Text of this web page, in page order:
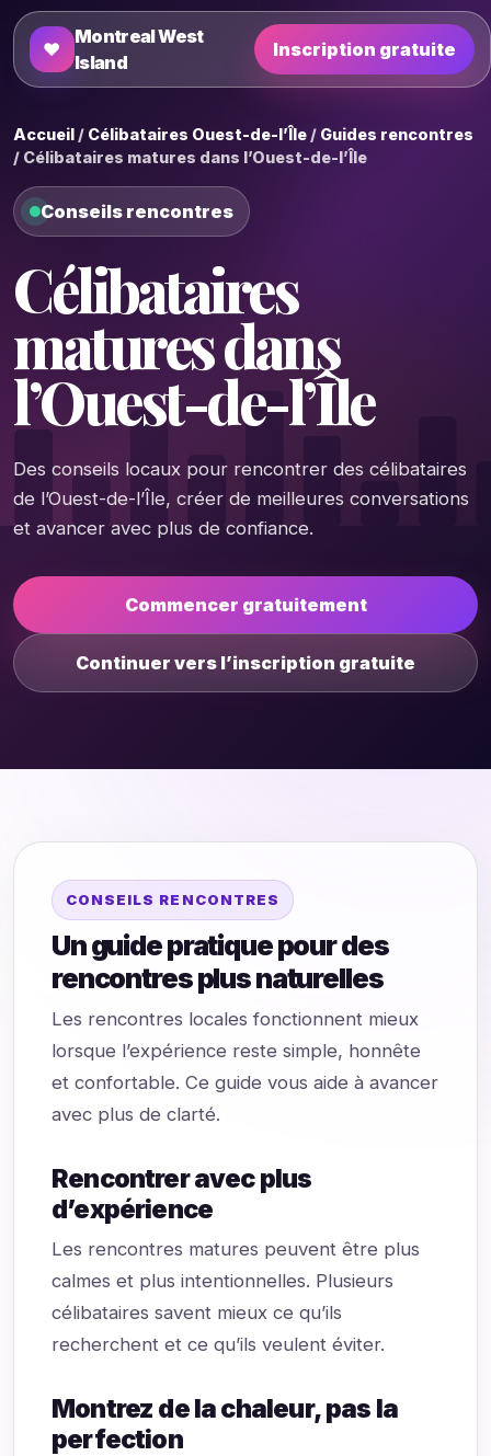
♥
Montreal West
Island
Inscription gratuite
Accueil / Célibataires Ouest-de-l’Île / Guides rencontres
/ Célibataires matures dans l’Ouest-de-l’Île
Conseils rencontres
Célibataires
matures dans
l’Ouest-de-l’Île
Des conseils locaux pour rencontrer des célibataires
de l’Ouest-de-l’Île, créer de meilleures conversations
et avancer avec plus de confiance.
Commencer gratuitement
Continuer vers l’inscription gratuite
CONSEILS RENCONTRES
Un guide pratique pour des
rencontres plus naturelles
Les rencontres locales fonctionnent mieux
lorsque l’expérience reste simple, honnête
et confortable. Ce guide vous aide à avancer
avec plus de clarté.
Rencontrer avec plus
d’expérience
Les rencontres matures peuvent être plus
calmes et plus intentionnelles. Plusieurs
célibataires savent mieux ce qu’ils
recherchent et ce qu’ils veulent éviter.
Montrez de la chaleur, pas la
perfection